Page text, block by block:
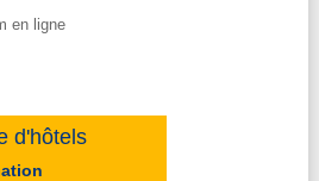
en ligne
d'hôtels